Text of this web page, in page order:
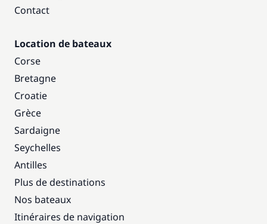
Contact
Location de bateaux
Corse
Bretagne
Croatie
Grèce
Sardaigne
Seychelles
Antilles
Plus de destinations
Nos bateaux
Itinéraires de navigation